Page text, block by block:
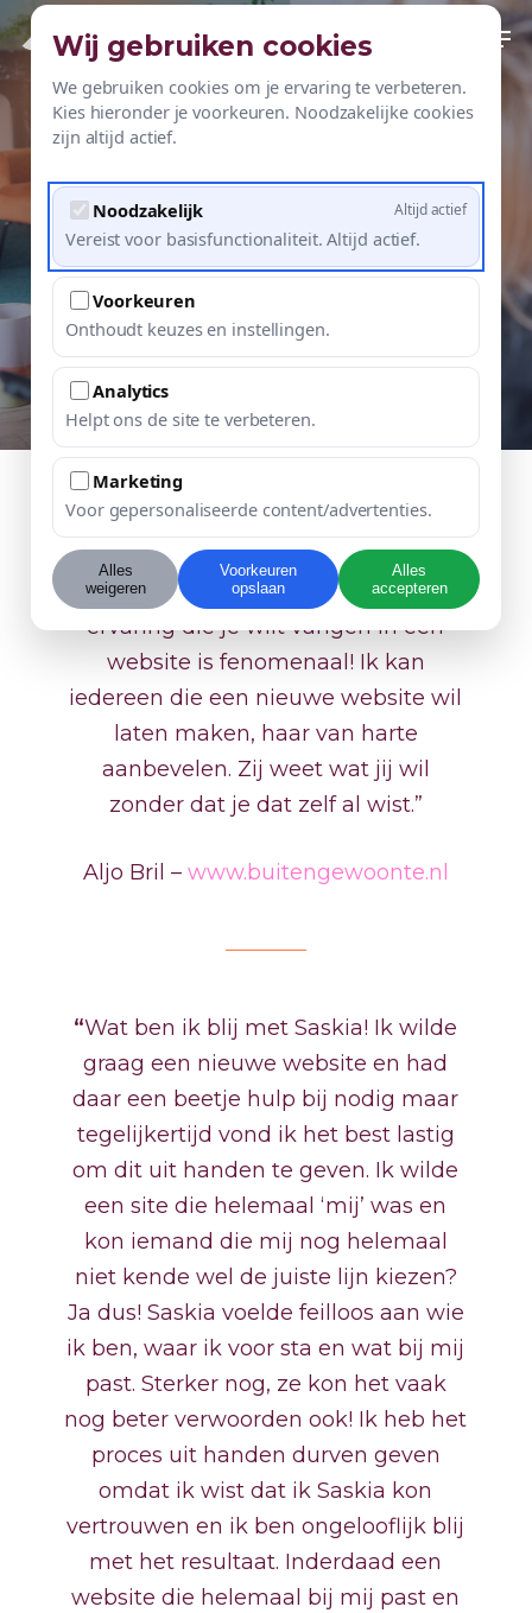
Skip
to
main
contentReferenties
Trots om voor te werken!
…en dit is wat mijn klanten van mij zeggen.
Samen werken aan jouw (online)
succes?
“Saskia is een vakvrouw. Weet wat ze
doet en is je altijd een paar stappen
voor. Haar professionele blik en vooral
haar gevoel voor estethiek en de
ervaring die je wilt vangen in een
website is fenomenaal! Ik kan
iedereen die een nieuwe website wil
laten maken, haar van harte
aanbevelen. Zij weet wat jij wil
zonder dat je dat zelf al wist.”
Aljo Bril – www.buitengewoonte.nl
“Wat ben ik blij met Saskia! Ik wilde
graag een nieuwe website en had
daar een beetje hulp bij nodig maar
tegelijkertijd vond ik het best lastig
om dit uit handen te geven. Ik wilde
een site die helemaal ‘mij’ was en
kon iemand die mij nog helemaal
niet kende wel de juiste lijn kiezen?
Ja dus! Saskia voelde feilloos aan wie
ik ben, waar ik voor sta en wat bij mij
past. Sterker nog, ze kon het vaak
nog beter verwoorden ook! Ik heb het
proces uit handen durven geven
omdat ik wist dat ik Saskia kon
vertrouwen en ik ben ongelooflijk blij
met het resultaat. Inderdaad een
website die helemaal bij mij past en
Wij gebruiken cookies
We gebruiken cookies om je ervaring te verbeteren.
Kies hieronder je voorkeuren. Noodzakelijke cookies
zijn altijd actief.
Noodzakelijk Altijd actief
Vereist voor basisfunctionaliteit. Altijd actief.
Voorkeuren
Onthoudt keuzes en instellingen.
Analytics
Helpt ons de site te verbeteren.
Marketing
Voor gepersonaliseerde content/advertenties.
Alles
weigeren
Voorkeuren
opslaan
Alles
accepteren